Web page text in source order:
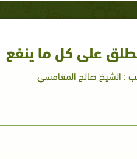
على كل ما ينفع
: الشيخ صالح المغامسي